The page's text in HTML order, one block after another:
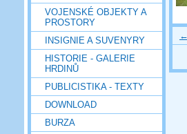
VOJENSKÉ OBJEKTY A
PROSTORY
INSIGNIE A SUVENYRY
HISTORIE - GALERIE
HRDINŮ
PUBLICISTIKA - TEXTY
DOWNLOAD
BURZA